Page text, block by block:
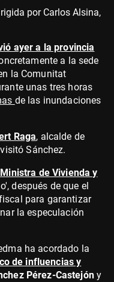
por Carlos Alsina,
ayer a la provincia
a la sede
la Comunitat
unas tres horas
de las inundaciones
Raga, alcalde de
Sánchez.
de Vivienda y
después de que el
para garantizar
la especulación
ha acordado la
de influencias y
Pérez-Castejóny